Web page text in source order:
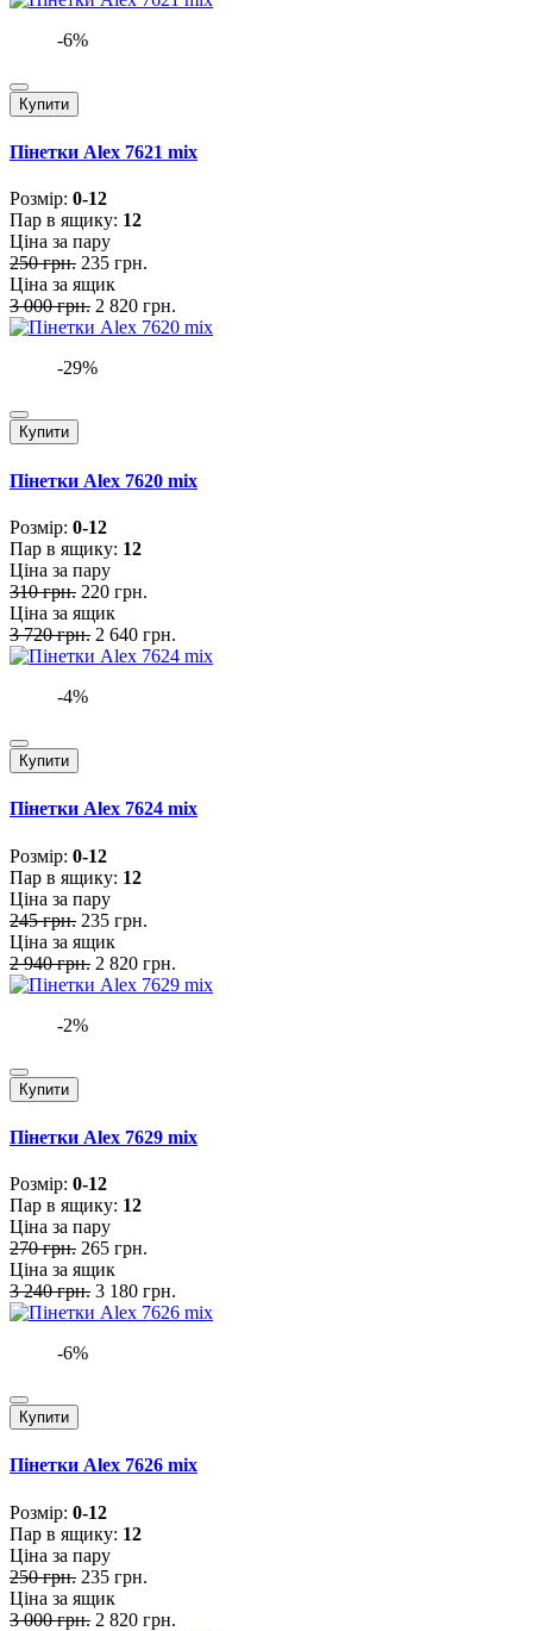
-6%
Купити
Пінетки Alex 7621 mix
Розмiр: 0-12
Пар в ящику: 12
Ціна за пару
250 грн. 235 грн.
Ціна за ящик
3 000 грн. 2 820 грн.
-29%
Купити
Пінетки Alex 7620 mix
Розмiр: 0-12
Пар в ящику: 12
Ціна за пару
310 грн. 220 грн.
Ціна за ящик
3 720 грн. 2 640 грн.
-4%
Купити
Пінетки Alex 7624 mix
Розмiр: 0-12
Пар в ящику: 12
Ціна за пару
245 грн. 235 грн.
Ціна за ящик
2 940 грн. 2 820 грн.
-2%
Купити
Пінетки Alex 7629 mix
Розмiр: 0-12
Пар в ящику: 12
Ціна за пару
270 грн. 265 грн.
Ціна за ящик
3 240 грн. 3 180 грн.
-6%
Купити
Пінетки Alex 7626 mix
Розмiр: 0-12
Пар в ящику: 12
Ціна за пару
250 грн. 235 грн.
Ціна за ящик
3 000 грн. 2 820 грн.